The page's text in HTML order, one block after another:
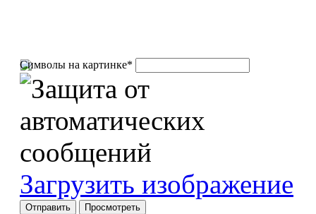
Символы на картинке*
Загрузить изображение